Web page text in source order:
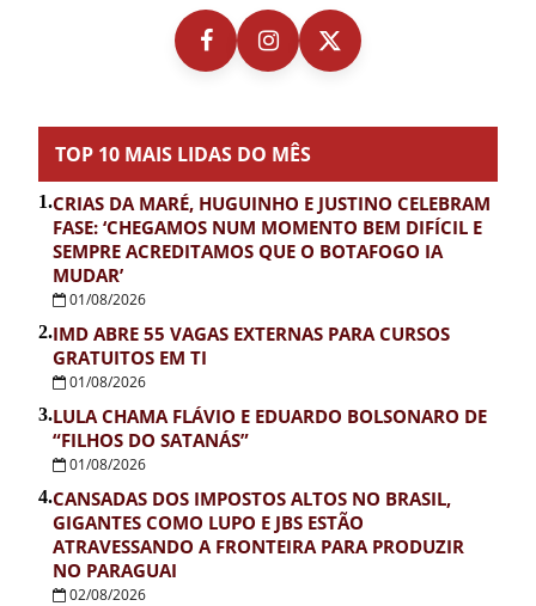
TOP 10 MAIS LIDAS DO MÊS
1.CRIAS DA MARÉ, HUGUINHO E JUSTINO CELEBRAM
FASE: ‘CHEGAMOS NUM MOMENTO BEM DIFÍCIL E
SEMPRE ACREDITAMOS QUE O BOTAFOGO IA
MUDAR’
01/08/2026
2.IMD ABRE 55 VAGAS EXTERNAS PARA CURSOS
GRATUITOS EM TI
01/08/2026
3.LULA CHAMA FLÁVIO E EDUARDO BOLSONARO DE
“FILHOS DO SATANÁS”
01/08/2026
4.CANSADAS DOS IMPOSTOS ALTOS NO BRASIL,
GIGANTES COMO LUPO E JBS ESTÃO
ATRAVESSANDO A FRONTEIRA PARA PRODUZIR
NO PARAGUAI
02/08/2026